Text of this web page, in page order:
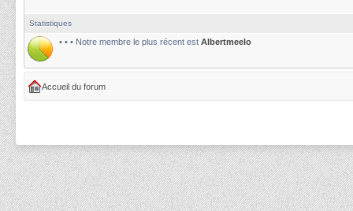
Statistiques
• • • Notre membre le plus récent est Albertmeelo
Accueil du forum